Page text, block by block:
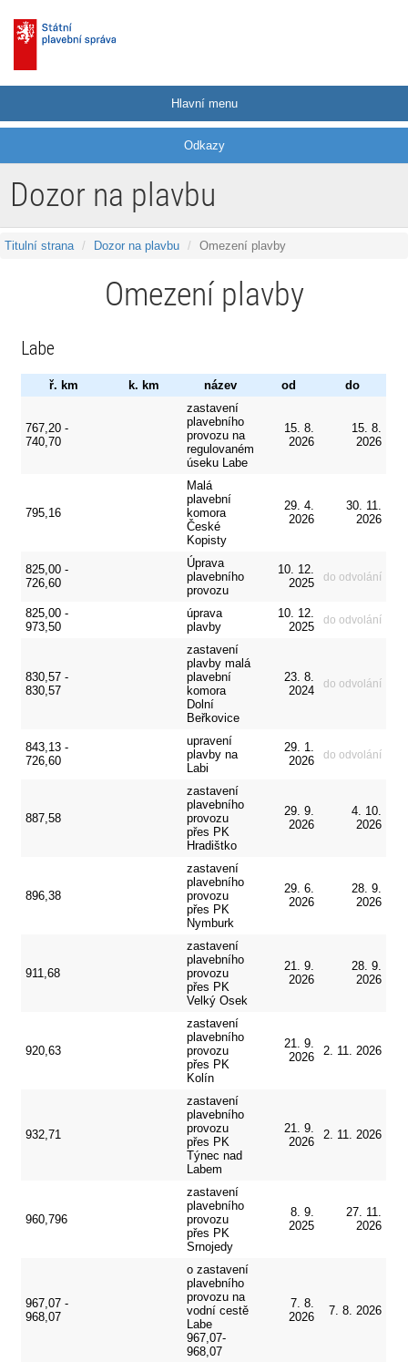
Hlavní menu
Odkazy
Dozor na plavbu
Titulní strana Dozor na plavbu Omezení plavby
Omezení plavby